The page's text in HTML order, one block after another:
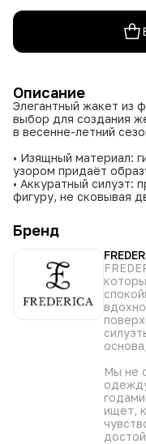
Описание
Элегантный жакет из
выбор для создания
в весенне-летний
• Изящный материал:
узором придаёт
• Аккуратный силуэт:
фигуру, не сковывая
пуговицы и изящная
утончённости.
• Жакет доступен в
чёрном, которые
одеждой.
• Модель
каждой подобрать
Этот жакет станет
дополняя как
Бренд
Мы не
ищет,